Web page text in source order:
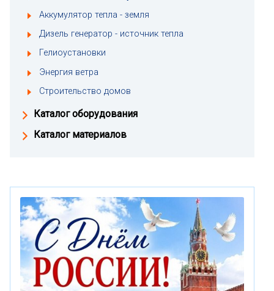
Аккумулятор тепла - земля
Дизель генератор - источник тепла
Гелиоустановки
Энергия ветра
Строительство домов
Каталог оборудования
Каталог материалов